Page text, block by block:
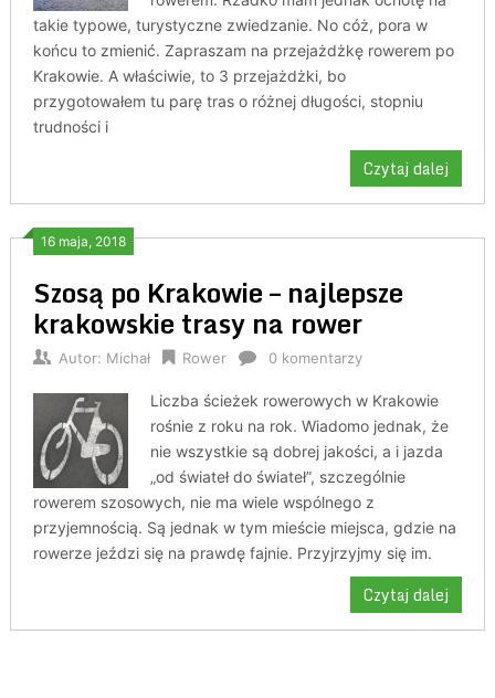
takie typowe, turystyczne zwiedzanie. No cóż, pora w
końcu to zmienić. Zapraszam na przejażdżkę rowerem po
Krakowie. A właściwie, to 3 przejażdżki, bo
przygotowałem tu parę tras o różnej długości, stopniu
trudności i
Czytaj dalej
16 maja, 2018
Szosą po Krakowie – najlepsze
krakowskie trasy na rower
Autor: Michał Rower 0 komentarzy
Liczba ścieżek rowerowych w Krakowie
rośnie z roku na rok. Wiadomo jednak, że
nie wszystkie są dobrej jakości, a i jazda
„od świateł do świateł”, szczególnie
rowerem szosowych, nie ma wiele wspólnego z
przyjemnością. Są jednak w tym mieście miejsca, gdzie na
rowerze jeździ się na prawdę fajnie. Przyjrzyjmy się im.
Czytaj dalej